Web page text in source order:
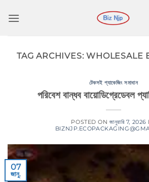
চলে
TAG ARCHIVES:WHOLESALE
টেকসই প্যাকেজিং সমাধান
পরিবেশ বান্ধব বায়োডিগ্রেডেবল
POSTED ONজানুয়ারি 7, 2026
07
জানু.